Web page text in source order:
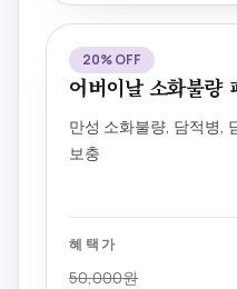
20% OFF
어버이날 소화불량
만성 소화불량, 담적병,
보충
혜택가
50,000원